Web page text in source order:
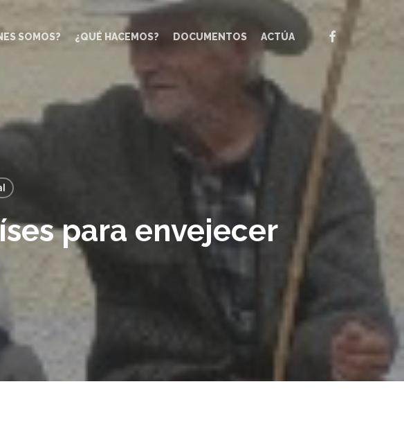
SOMOS? ¿QUÉ HACEMOS? DOCUMENTOS ACTÚA FACEBOOK
para envejecer